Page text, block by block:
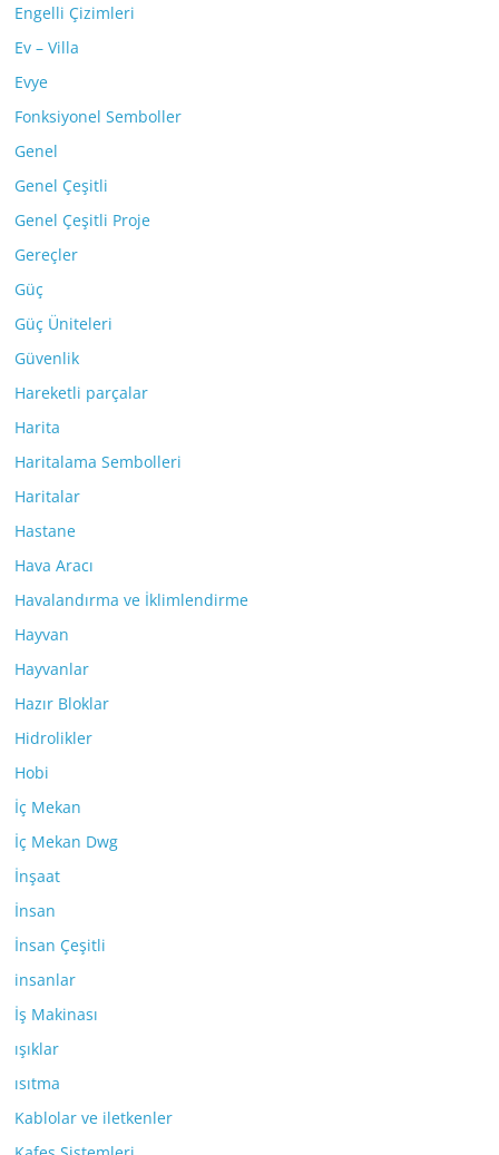
Engelli Çizimleri
Ev – Villa
Evye
Fonksiyonel Semboller
Genel
Genel Çeşitli
Genel Çeşitli Proje
Gereçler
Güç
Güç Üniteleri
Güvenlik
Hareketli parçalar
Harita
Haritalama Sembolleri
Haritalar
Hastane
Hava Aracı
Havalandırma ve İklimlendirme
Hayvan
Hayvanlar
Hazır Bloklar
Hidrolikler
Hobi
İç Mekan
İç Mekan Dwg
İnşaat
İnsan
İnsan Çeşitli
insanlar
İş Makinası
ışıklar
ısıtma
Kablolar ve iletkenler